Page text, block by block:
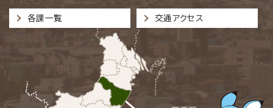
各課一覧 交通アクセス